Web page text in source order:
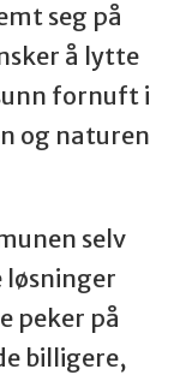
seg på
å lytte
fornuft i
og naturen
selv
peker på
billigere,